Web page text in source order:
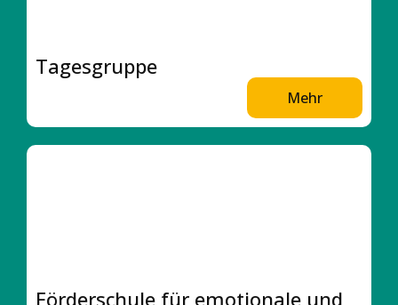
Tagesgruppe
Mehr
Förderschule für emotionale und